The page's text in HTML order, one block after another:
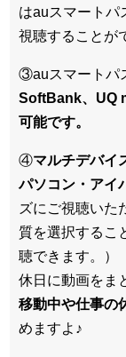
はauスマートパ
視聴することが
③auスマートパ
SoftBank、UQ
可能です。
④マルチデバイ
パソコン・アイ
ズにご視聴いた
質を選択するこ
聴できます。）
休日に動画をま
移動中や仕事の
めますよ♪